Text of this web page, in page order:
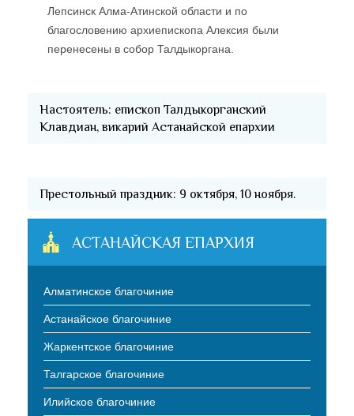
Лепсинск Алма-Атинской области и по
благословению архиепископа Алексия были
перенесены в собор Талдыкоргана.
Настоятель: епископ Талдыкорганский
Клавдиан, викарий Астанайской епархии
Престольный праздник: 9 октября, 10 ноября.
АСТАНАЙСКАЯ ЕПАРХИЯ
Алматинское благочиние
Астанайское благочиние
Жаркентское благочиние
Талгарское благочиние
Илийское благочиние